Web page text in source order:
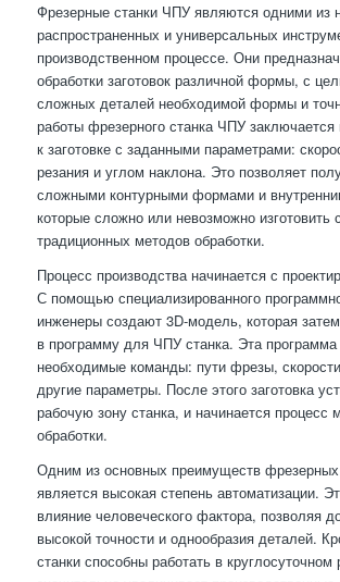
Фрезерные станки ЧПУ являются одними из
распространенных и универсальных
производственном процессе. Они
обработки заготовок различной формы, с
сложных деталей необходимой формы и
работы фрезерного станка ЧПУ
к заготовке с заданными параметрами:
резания и углом наклона. Это позволяет
сложными контурными формами и
которые сложно или невозможно
традиционных методов обработки.
Процесс производства начинается с
С помощью специализированного
инженеры создают 3D-модель, которая
в программу для ЧПУ станка. Эта
необходимые команды: пути фрезы,
другие параметры. После этого заготовка
рабочую зону станка, и начинается процесс
обработки.
Одним из основных преимуществ
является высокая степень автоматизации.
влияние человеческого фактора, позволяя
высокой точности и однообразия деталей.
станки способны работать в